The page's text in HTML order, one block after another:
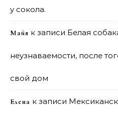
у сокола.
Майя к записи Белая
неузнаваемости, после
свой дом
Елена к записи